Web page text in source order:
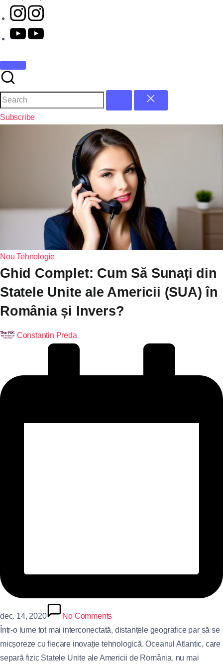
Subscribe
Nou Tehnologie
Ghid Complet: Cum Să Sunați din
Statele Unite ale Americii (SUA) în
România și Invers?
Constantin Preda
dec. 14, 2020
No Comments
Într-o lume tot mai interconectată, distanțele geografice par să se
micșoreze cu fiecare inovație tehnologică. Oceanul Atlantic, care
separă fizic Statele Unite ale Americii de România, nu mai